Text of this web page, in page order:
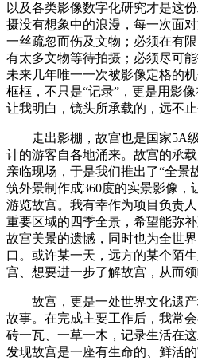
以及各类影像数字化研究才是这
摄没有想象中的浪漫，每一次面
一丝疏忽而伤及文物；必须在有
有太多文物等待拍摄；必须尽可
未来几年唯一一次被影像定格的
框框，不只是“记录”，更是用影
让我明白，镜头所承载的，远不止
走出影棚，故宫也是国家5A级
计的游客自各地涌来。故宫的承
亲临现场，于是我们推出了“全景
筑外景制作成360度的实景影像，
游览故宫。我有幸作为项目负责
重要区域的四季全景，希望能弥
故宫美景的遗憾，同时也为全世
口。或许某一天，远方的某个陌
宫、想要进一步了解故宫，从而
故宫，更是一处世界文化遗产
故事。在完成主要工作后，我常
砖一瓦、一草一木，记录生活在
发现故宫是一座有生命的、鲜活